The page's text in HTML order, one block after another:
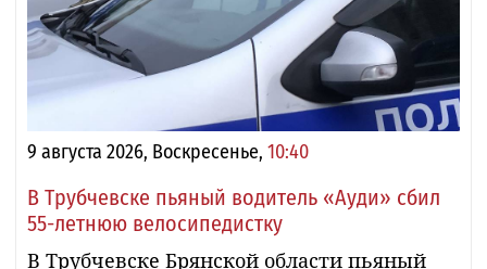
9 августа 2026, Воскресенье, 10:40
В Трубчевске пьяный водитель «Ауди» сбил
55-летнюю велосипедистку
В Трубчевске Брянской области пьяный